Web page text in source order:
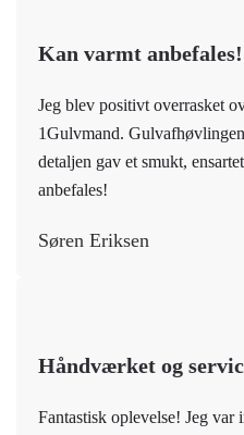
Kan varmt anbefales!
Jeg blev positivt overrasket
1Gulvmand.
detaljen gav et smukt,
anbefales!
Søren Eriksen
Håndværket og
Fantastisk oplevelse! Jeg